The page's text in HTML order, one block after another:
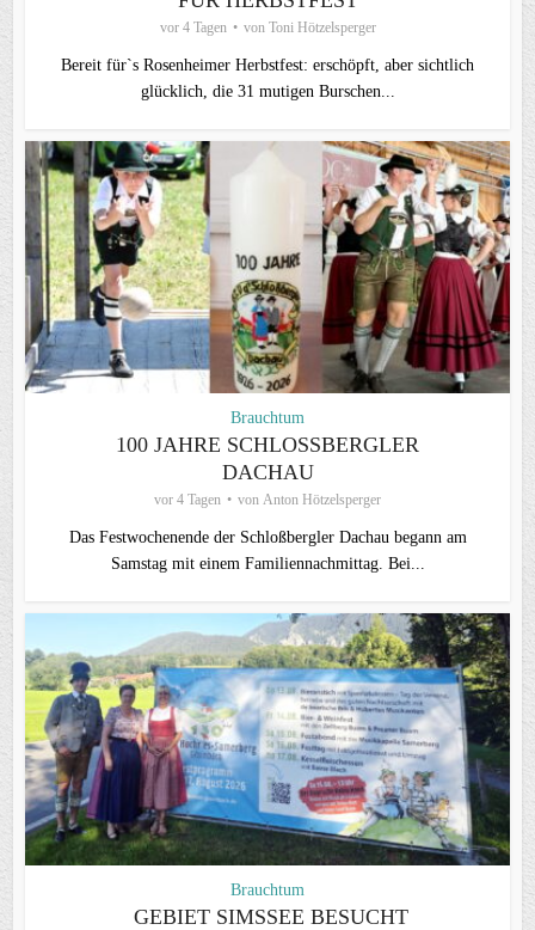
vor 4 Tagen von Toni Hötzelsperger
Bereit für`s Rosenheimer Herbstfest: erschöpft, aber sichtlich
glücklich, die 31 mutigen Burschen...
Brauchtum
100 JAHRE SCHLOSSBERGLER D
ACHAU
vor 4 Tagen von Anton Hötzelsperger
Das Festwochenende der Schloßbergler Dachau begann am
Samstag mit einem Familiennachmittag. Bei...
Brauchtum
GEBIET SIMSSEE BESUCHT